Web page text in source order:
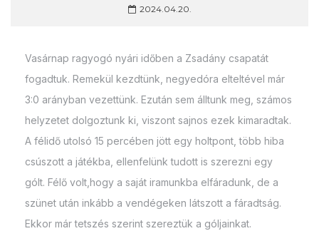
2024.04.20.
Vasárnap ragyogó nyári időben a Zsadány csapatát
fogadtuk. Remekül kezdtünk, negyedóra elteltével már
3:0 arányban vezettünk. Ezután sem álltunk meg, számos
helyzetet dolgoztunk ki, viszont sajnos ezek kimaradtak.
A félidő utolsó 15 percében jött egy holtpont, több hiba
csúszott a játékba, ellenfelünk tudott is szerezni egy
gólt. Félő volt,hogy a saját iramunkba elfáradunk, de a
szünet után inkább a vendégeken látszott a fáradtság.
Ekkor már tetszés szerint szereztük a góljainkat.